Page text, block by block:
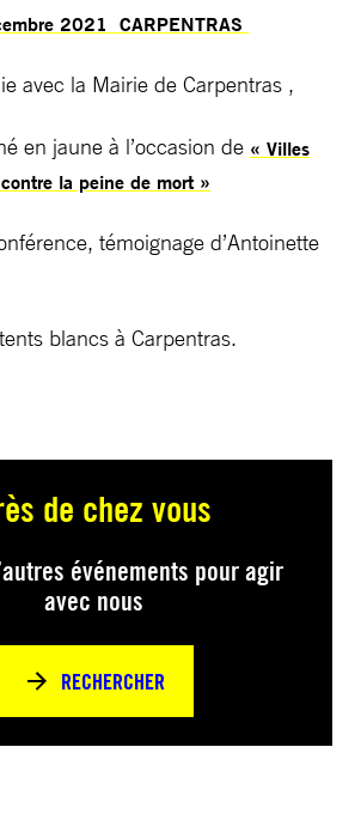
2021 CARPENTRAS
avec la Mairie de Carpentras ,
en jaune à l’occasion de « Villes
la peine de mort »
témoignage d’Antoinette
blancs à Carpentras.
de chez vous
événements pour agir
avec nous
RECHERCHER